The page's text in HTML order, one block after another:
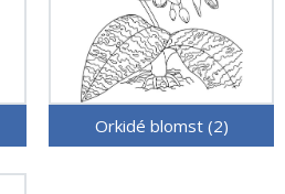
Orkidé blomst (2)